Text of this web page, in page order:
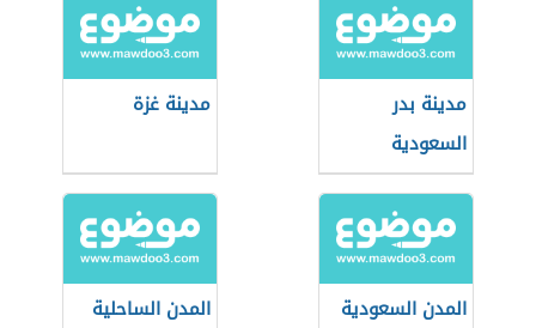
مدينة بدر
السعودية
مدينة غزة
المدن السعودية المدن الساحلية